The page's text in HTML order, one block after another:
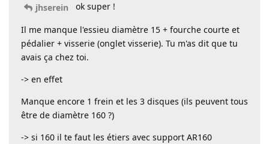
jhserein ok super !
Il me manque l'essieu diamètre 15 + fourche courte et
pédalier + visserie (onglet visserie). Tu m'as dit que tu
avais ça chez toi.
-> en effet
Manque encore 1 frein et les 3 disques (ils peuvent tous
être de diamètre 160 ?)
-> si 160 il te faut les étiers avec support AR160